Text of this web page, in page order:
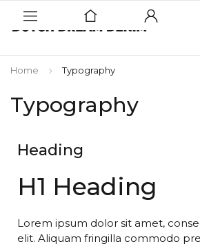
Typography
Home Typography
Heading
H1 Heading
Lorem ipsum dolor sit amet,
elit. Aliquam fringilla commodo